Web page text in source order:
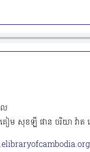
ល
ង គៀម សុខឡី ផាន ចរិយា